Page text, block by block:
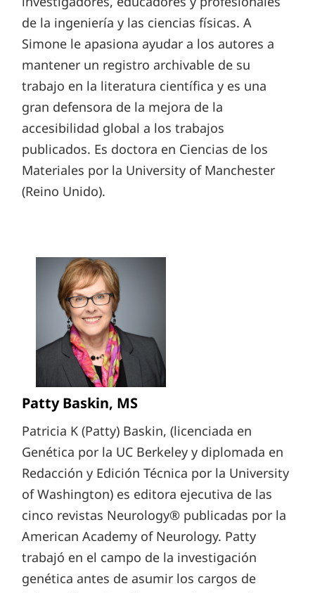
investigadores, educadores y profesionales
de la ingeniería y las ciencias físicas. A
Simone le apasiona ayudar a los autores a
mantener un registro archivable de su
trabajo en la literatura científica y es una
gran defensora de la mejora de la
accesibilidad global a los trabajos
publicados. Es doctora en Ciencias de los
Materiales por la University of Manchester
(Reino Unido).
Patty Baskin, MS
Patricia K (Patty) Baskin, (licenciada en
Genética por la UC Berkeley y diplomada en
Redacción y Edición Técnica por la University
of Washington) es editora ejecutiva de las
cinco revistas Neurology® publicadas por la
American Academy of Neurology. Patty
trabajó en el campo de la investigación
genética antes de asumir los cargos de